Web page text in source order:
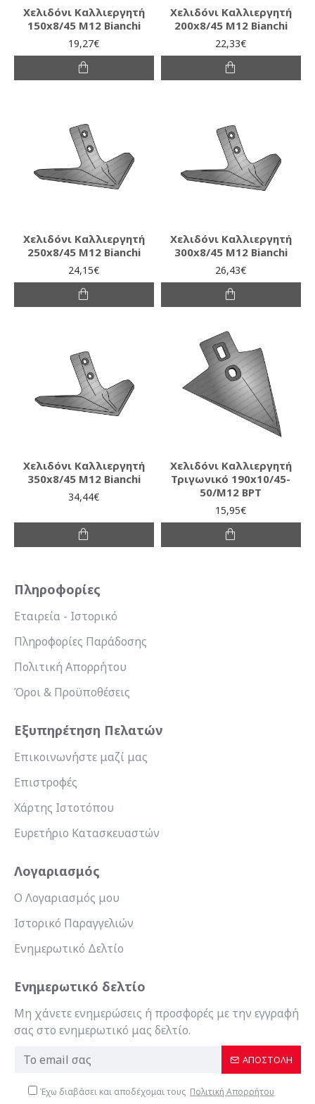
Χελιδόνι Καλλιεργητή
150x8/45 M12 Bianchi
19,27€
Χελιδόνι Καλλιεργητή
200x8/45 M12 Bianchi
22,33€
Χελιδόνι Καλλιεργητή
250x8/45 M12 Bianchi
24,15€
Χελιδόνι Καλλιεργητή
300x8/45 M12 Bianchi
26,43€
Χελιδόνι Καλλιεργητή
350x8/45 M12 Bianchi
34,44€
Χελιδόνι Καλλιεργητή
Τριγωνικό 190x10/45-
50/M12 BPT
15,95€
Πληροφορίες
Εταιρεία - Ιστορικό
Πληροφορίες Παράδοσης
Πολιτική Απορρήτου
Όροι & Προϋποθέσεις
Εξυπηρέτηση Πελατών
Επικοινωνήστε μαζί μας
Επιστροφές
Χάρτης Ιστοτόπου
Ευρετήριο Κατασκευαστών
Λογαριασμός
Ο Λογαριασμός μου
Ιστορικό Παραγγελιών
Ενημερωτικό Δελτίο
Ενημερωτικό δελτίο
Μη χάνετε ενημερώσεις ή προσφορές με την εγγραφή
σας στο ενημερωτικό μας δελτίο.
ΑΠΟΣΤΟΛΉ
Έχω διαβάσει και αποδέχομαι τους Πολιτική Απορρήτου